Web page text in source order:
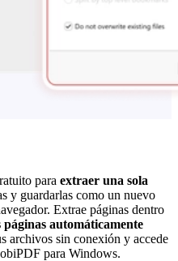
para extraer una sola
y guardarlas como un nuevo
Extrae páginas dentro
páginas automáticamente
archivos sin conexión y accede
para Windows.